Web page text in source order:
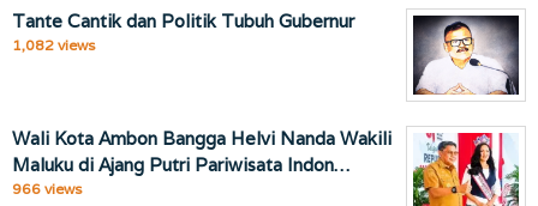
Tante Cantik dan Politik Tubuh Gubernur
1,082 views
Wali Kota Ambon Bangga Helvi Nanda Wakili
Maluku di Ajang Putri Pariwisata Indon…
966 views